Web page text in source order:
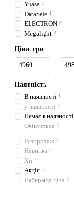
Yuasa 1
DataSafe 1
ELECTRON 2
Megalight 2
Ціна, грн
Від Ціна, грн
До Ціна, грн
Наявність
В наявності 1
у наявності 0
Немає в наявності
Очікується 0
Розпродаж 0
Новинка 0
Хіт 0
Акція 1
Найкраща ціна 0